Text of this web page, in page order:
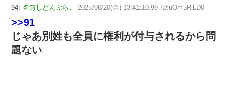
94: 名無しどんぶらこ 2025/06/20(金) 13:41:10.99 ID:uOm5RjLD0
>>91
じゃあ別姓も全員に権利が付与されるから問
題ない